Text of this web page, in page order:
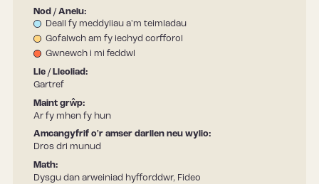
Nod / Anelu:
Deall fy meddyliau a'm teimladau
Gofalwch am fy iechyd corfforol
Gwnewch i mi feddwl
Lle / Lleoliad:
Gartref
Maint grŵp:
Ar fy mhen fy hun
Amcangyfrif o'r amser darllen neu wylio:
Dros dri munud
Math:
Dysgu dan arweiniad hyfforddwr, Fideo